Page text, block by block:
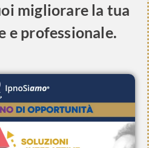
migliorare la tua
e professionale.